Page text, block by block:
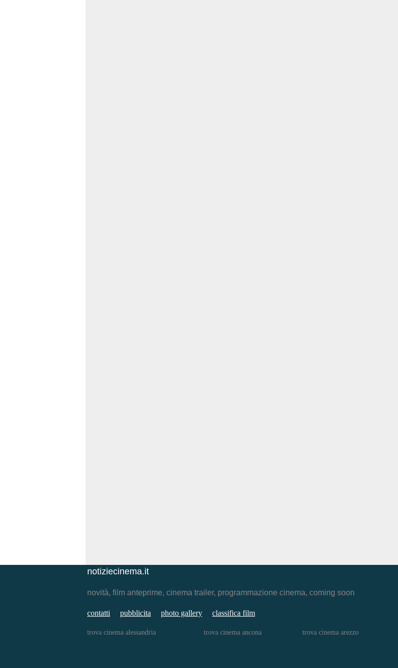
notiziecinema.it
novità, film anteprime, cinema trailer, programmazione cinema, coming soon
contatti pubblicita photo gallery classifica film
trova cinema alessandria trova cinema ancona trova cinema arezzo